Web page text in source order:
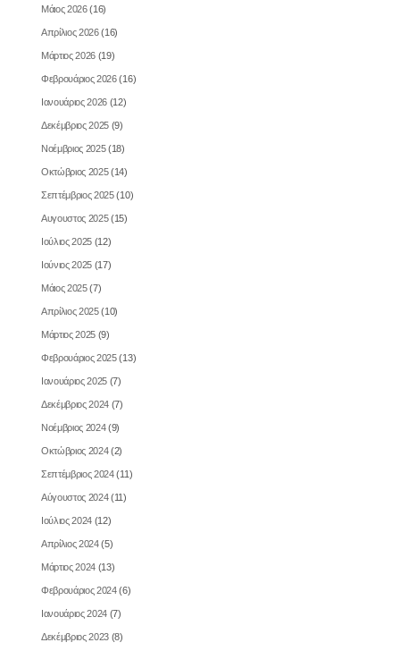
Απρίλιος 2026(16)
Μάρτιος 2026(19)
Φεβρουάριος 2026
Ιανουάριος 2026(12)
Δεκέμβριος 2025 (9)
Νοέμβριος 2025(18)
Οκτώβριος 2025(14)
Σεπτέμβριος 2025(10)
Αυγουστος 2025(15)
Ιούλιος 2025(12)
Ιούνιος 2025 (17)
Μάιος 2025(7)
Απρίλιος 2025(10)
Μάρτιος 2025(9)
Φεβρουάριος 2025
Ιανουάριος 2025(7)
Δεκέμβριος 2024 (7)
Νοέμβριος 2024(9)
Οκτώβριος 2024(2)
Σεπτέμβριος 2024(11)
Αύγουστος 2024(11)
Ιούλιος 2024(12)
Απρίλιος 2024(5)
Μάρτιος 2024(13)
Φεβρουάριος 2024
Ιανουάριος 2024(7)
Δεκέμβριος 2023 (8)
Νοέμβριος 2023(6)